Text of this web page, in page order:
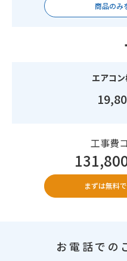
商品のみ
エアコ
工事費
まずは無料
お電話での